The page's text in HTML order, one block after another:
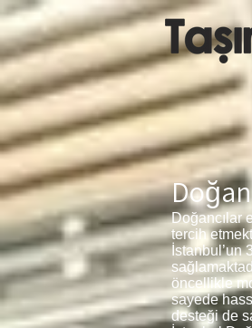
Doğancılar
tercih
İstanbul’un
öncellikle
sayede
desteği de